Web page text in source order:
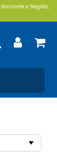
e Região,